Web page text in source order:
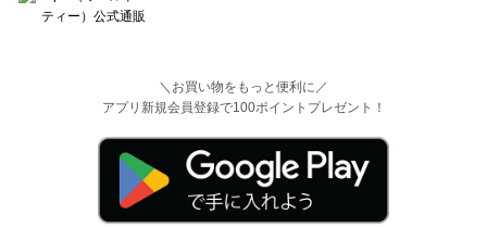
＼お買い物をもっと便利に／
アプリ新規会員登録で100ポイントプレゼント！